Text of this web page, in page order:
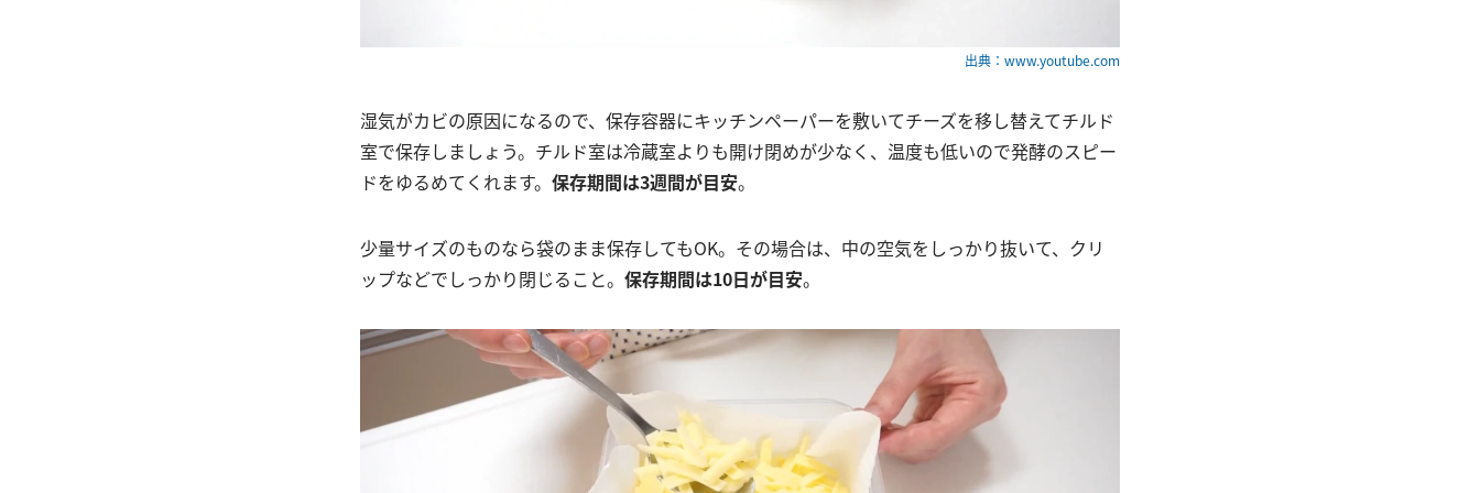
出典：www.youtube.com
湿気がカビの原因になるので、保存容器にキッチンペーパーを敷いてチーズを移し替えてチルド
室で保存しましょう。チルド室は冷蔵室よりも開け閉めが少なく、温度も低いので発酵のスピー
ドをゆるめてくれます。 保存期間は3週間が目安。
少量サイズのものなら袋のまま保存してもOK。その場合は、中の空気をしっかり抜いて、クリ
ップなどでしっかり閉じること。 保存期間は10日が目安。